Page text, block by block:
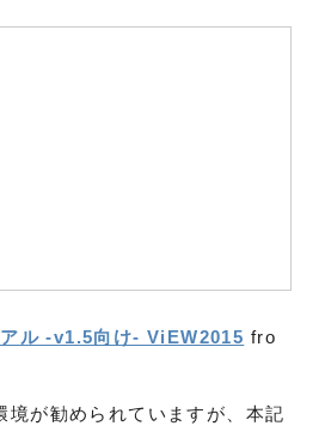
ル -v1.5向け- ViEW2015 fro
境が勧められていますが、本記